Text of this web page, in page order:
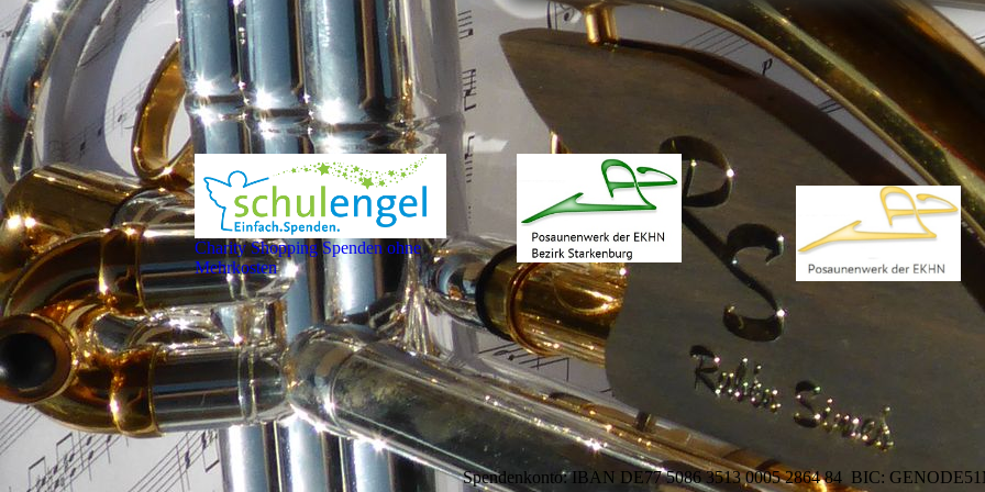
Charity Shopping Spenden ohne
Mehrkosten
Spendenkonto: IBAN DE77 5086 3513 0005 286484 BIC: